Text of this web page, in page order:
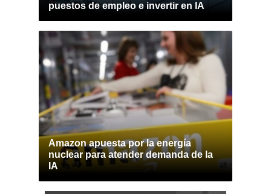
puestos de empleo e invertir en IA
Amazon apuesta por la energía
nuclear para atender demanda de la
IA